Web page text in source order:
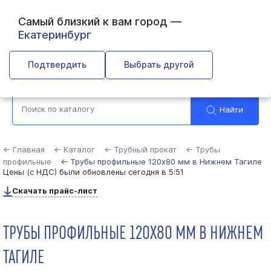
Самый близкий к вам город —
Екатеринбург
Подтвердить Выбрать другой
Нижний Тагил
Найти
← Главная ← Каталог ← Трубный прокат
← Трубы
профильные
← Трубы профильные 120х80 мм в Нижнем Тагиле
Цены (с НДС) были обновлены сегодня в 5:51
Скачать прайс-лист
ТРУБЫ ПРОФИЛЬНЫЕ 120Х80 ММ В НИЖНЕМ
ТАГИЛЕ